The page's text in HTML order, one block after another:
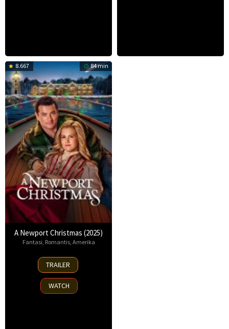
8.667 84 min
A Newport Christmas (2025)
Fantasi Romantis, Amerika
2
Nov
2025
TRAILER
WATCH